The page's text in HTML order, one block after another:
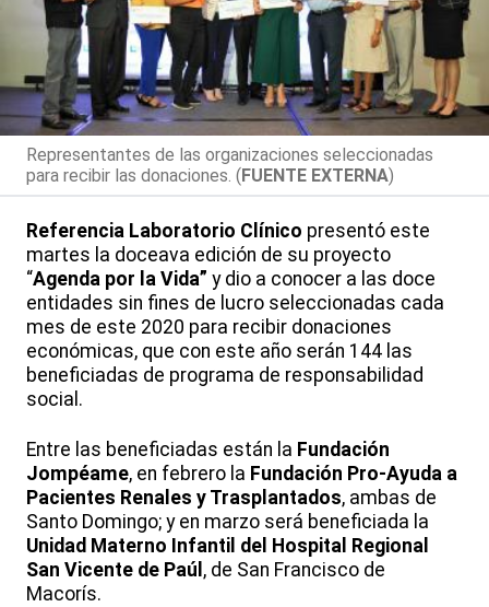
Representantes de las organizaciones seleccionadas
para recibir las donaciones. (FUENTE EXTERNA)
Referencia Laboratorio Clínico presentó este
martes la doceava edición de su proyecto
“Agenda por la Vida” y dio a conocer a las doce
entidades sin fines de lucro seleccionadas cada
mes de este 2020 para recibir donaciones
económicas, que con este año serán 144 las
beneficiadas de programa de responsabilidad
social.
Entre las beneficiadas están la Fundación
Jompéame, en febrero la Fundación Pro-Ayuda a
Pacientes Renales y Trasplantados, ambas de
Santo Domingo; y en marzo será beneficiada la
Unidad Materno Infantil del Hospital Regional
San Vicente de Paúl , de San Francisco de
Macorís.